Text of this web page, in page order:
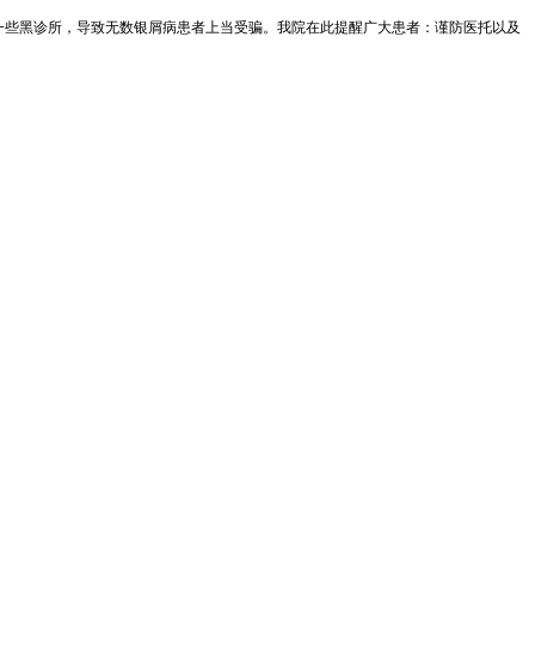
黑诊所，导致无数银屑病患者上当受骗。我院在此提醒广大患者：谨防医托以及